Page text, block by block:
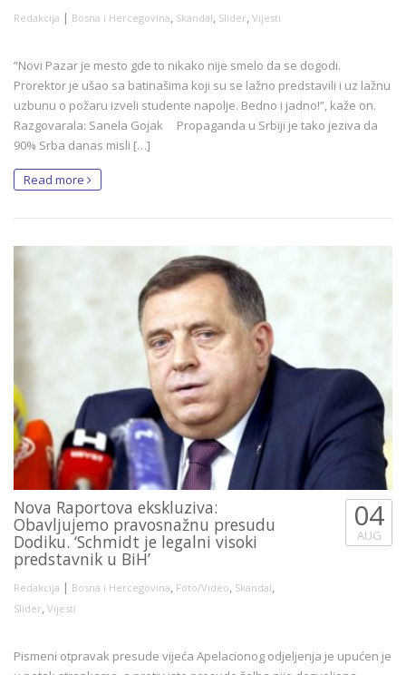
Redakcija | Bosna i Hercegovina, Skandal, Slider, Vijesti
“Novi Pazar je mesto gde to nikako nije smelo da se dogodi.
Prorektor je ušao sa batinašima koji su se lažno predstavili i uz lažnu
uzbunu o požaru izveli studente napolje. Bedno i jadno!”, kaže on.
Razgovarala: Sanela Gojak Propaganda u Srbiji je tako jeziva da
90% Srba danas misli […]
Read more
Nova Raportova ekskluziva:
Obavljujemo pravosnažnu presudu
Dodiku. ‘Schmidt je legalni visoki
predstavnik u BiH’
Redakcija | Bosna i Hercegovina, Foto/Video, Skandal,
Slider, Vijesti
04
AUG
Pismeni otpravak presude vijeća Apelacionog odjeljenja je upućen je